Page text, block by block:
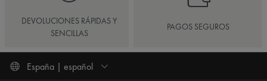
DEVOLUCIONES RÁPIDAS Y
SENCILLAS
PAGOS SEGUROS
España | español